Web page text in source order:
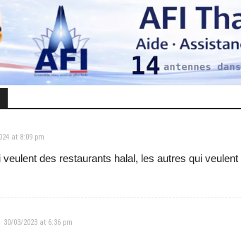
at 8:09 pm
veulent des restaurants halal, les autres qui
30/03/2023 at 6:36 pm